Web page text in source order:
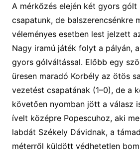
A mérkőzés elején két gyors gólt
csapatunk, de balszerencsénkre
véleményes esetben lest jelzett
Nagy iramú játék folyt a pályán,
gyors gólváltással. Előbb egy
üresen maradó Korbély az ötös
vezetést csapatának (1–0), de a
követően nyomban jött a válasz
ívelt középre Popescuhoz, aki
labdát Székely Dávidnak, a
méterről küldött védhetetlen